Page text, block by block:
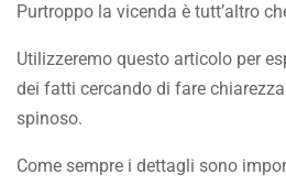
Purtroppo la vicenda è tutt’altro
Utilizzeremo questo articolo per
dei fatti cercando di fare
spinoso.
Come sempre i dettagli sono